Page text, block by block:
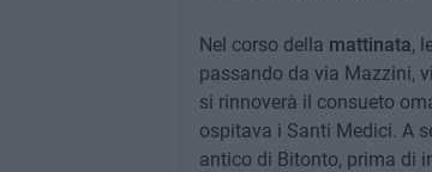
Nel corso della mattinata,
passando da via Mazzini,
si rinnoverà il consueto
ospitava i Santi Medici. A
antico di Bitonto, prima di